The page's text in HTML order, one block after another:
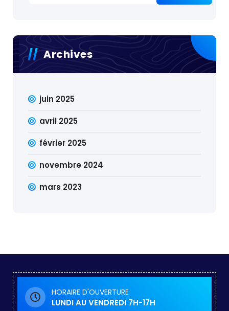
Archives
juin 2025
avril 2025
février 2025
novembre 2024
mars 2023
HORAIRE D'OUVERTURE
LUNDI AU VENDREDI 7H-17H